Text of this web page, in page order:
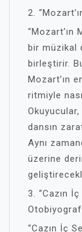
2.
“Mozart’ın
bir müzikal
birleştirir.
Mozart’ın
ritmiyle
dansın
Aynı
üzerine
3. “Cazın
“Cazın İç